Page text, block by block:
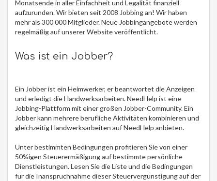
Monatsende in aller Einfachheit und Legalität finanziell
aufzurunden. Wir bieten seit 2008 Jobbing an! Wir haben
mehr als 300 000 Mitglieder. Neue Jobbingangebote werden
regelmäßig auf unserer Website veröffentlicht.
Was ist ein Jobber?
Ein Jobber ist ein Heimwerker, er beantwortet die Anzeigen
und erledigt die Handwerksarbeiten. NeedHelp ist eine
Jobbing-Plattform mit einer großen Jobber-Community. Ein
Jobber kann mehrere berufliche Aktivitäten kombinieren und
gleichzeitig Handwerksarbeiten auf NeedHelp anbieten.
Unter bestimmten Bedingungen profitieren Sie von einer
50%igen Steuerermäßigung auf bestimmte persönliche
Dienstleistungen. Lesen Sie die Liste und die Bedingungen
für die Inanspruchnahme dieser Steuervergünstigung auf der